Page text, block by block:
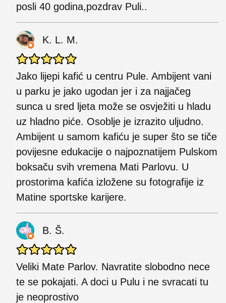
posli 40 godina,pozdrav Puli..
K. L. M.
Jako lijepi kafić u centru Pule. Ambijent vani
u parku je jako ugodan jer i za najjačeg
sunca u sred ljeta može se osvježiti u hladu
uz hladno piće. Osoblje je izrazito uljudno.
Ambijent u samom kafiću je super što se tiče
povijesne edukacije o najpoznatijem Pulskom
boksaču svih vremena Mati Parlovu. U
prostorima kafića izložene su fotografije iz
Matine sportske karijere.
B. Š.
Veliki Mate Parlov. Navratite slobodno nece
te se pokajati. A doci u Pulu i ne svracati tu
je neoprostivo